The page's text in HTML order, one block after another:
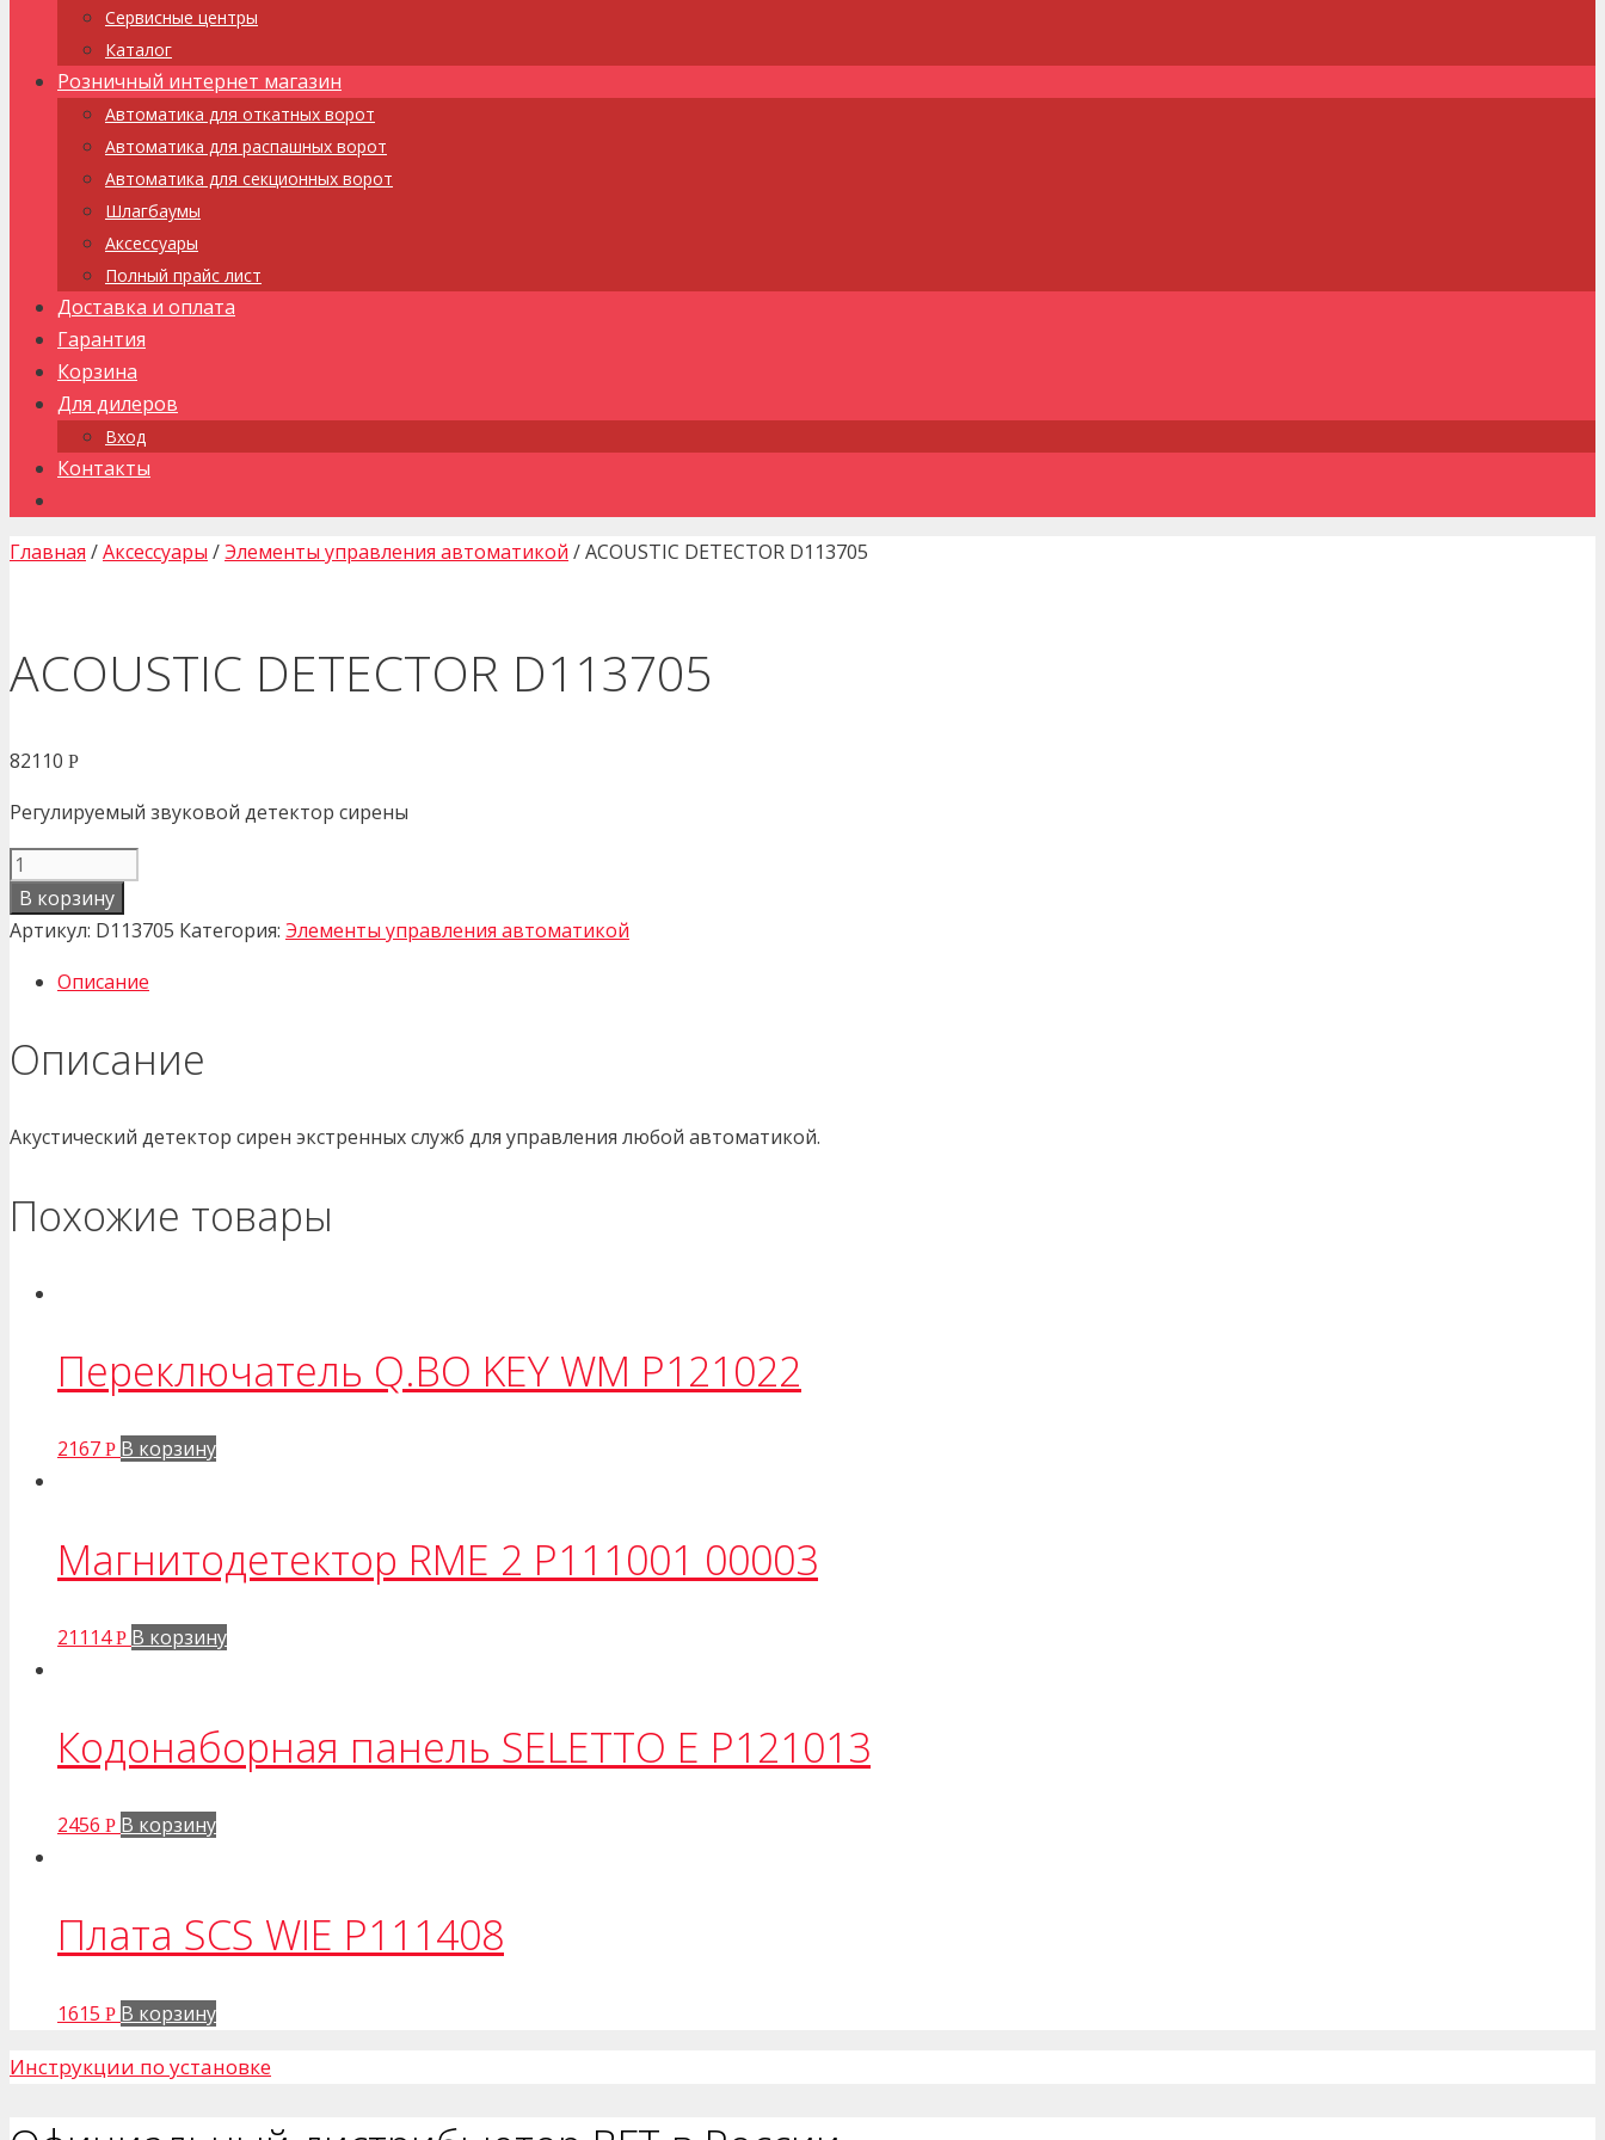
Сервисные центры
Каталог
Розничный интернет магазин
Автоматика для откатных ворот
Автоматика для распашных ворот
Автоматика для секционных ворот
Шлагбаумы
Аксессуары
Полный прайс лист
Доставка и оплата
Гарантия
Корзина
Для дилеров
Вход
Контакты
Главная /Аксессуары /Элементы управления автоматикой / ACOUSTIC DETECTOR D113705
ACOUSTIC DETECTOR D113705
82110 Р
Регулируемый звуковой детектор сирены
Количество
товара
ACOUSTIC
D113705
В корзину
Артикул: D113705 Категория: Элементы управления автоматикой
Описание
Описание
Акустический детектор сирен экстренных служб для управления любой автоматикой.
Похожие товары
Переключатель Q.BO KEY WM P121022
2167 Р В корзину
Магнитодетектор RME 2 P111001 00003
21114Р В корзину
Кодонаборная панель SELETTO E P121013
2456 Р В корзину
Плата SCS WIE P111408
1615 Р В корзину
Инструкции по установке